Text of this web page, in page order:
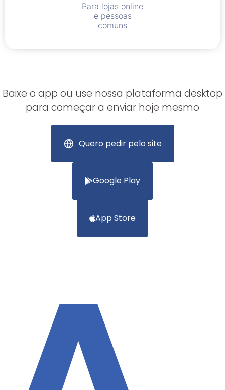
Para lojas online
e pessoas
comuns
Baixe o app ou use nossa plataforma desktop
para começar a enviar hoje mesmo
Quero pedir pelo site
Google Play
App Store